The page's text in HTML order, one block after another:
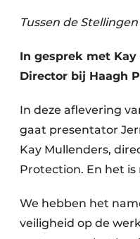
Tussen de
In gesprek met
Director bij Haagh
In deze aflevering
gaat presentator
Kay Mullenders,
Protection. En het
We hebben het
veiligheid op de